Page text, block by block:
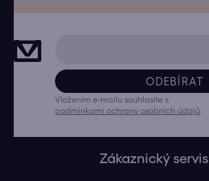
ODEBÍRAT
Vložením e-mailu souhlasíte s
podmínkami ochrany osobních údajů
Zákaznický servis